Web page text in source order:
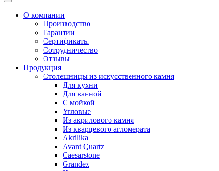
Toggle
navigationО компании
Производство
Гарантии
Сертификаты
Сотрудничество
Отзывы
Продукция
Столешницы из искусственного камня
Для кухни
Для ванной
С мойкой
Угловые
Из акрилового камня
Из кварцевого агломерата
Akrilika
Avant Quartz
Caesarstone
Grandex